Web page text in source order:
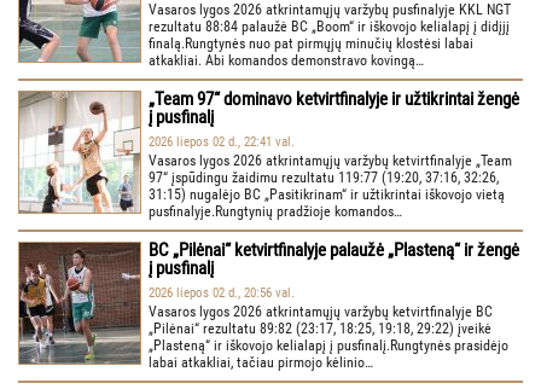
Vasaros lygos 2026 atkrintamųjų varžybų pusfinalyje KKL NGT
rezultatu 88:84 palaužė BC „Boom“ ir iškovojo kelialapį į didįjį
finalą.Rungtynės nuo pat pirmųjų minučių klostėsi labai
atkakliai. Abi komandos demonstravo kovingą…
„Team 97“ dominavo ketvirtfinalyje ir užtikrintai žengė
į pusfinalį
2026 liepos 02 d., 22:41 val.
Vasaros lygos 2026 atkrintamųjų varžybų ketvirtfinalyje „Team
97“ įspūdingu žaidimu rezultatu 119:77 (19:20, 37:16, 32:26,
31:15) nugalėjo BC „Pasitikrinam“ ir užtikrintai iškovojo vietą
pusfinalyje.Rungtynių pradžioje komandos…
BC „Pilėnai“ ketvirtfinalyje palaužė „Plasteną“ ir žengė
į pusfinalį
2026 liepos 02 d., 20:56 val.
Vasaros lygos 2026 atkrintamųjų varžybų ketvirtfinalyje BC
„Pilėnai“ rezultatu 89:82 (23:17, 18:25, 19:18, 29:22) įveikė
„Plasteną“ ir iškovojo kelialapį į pusfinalį.Rungtynės prasidėjo
labai atkakliai, tačiau pirmojo kėlinio…